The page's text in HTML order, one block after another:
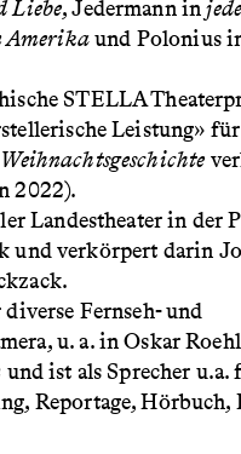
Liebe, Jedermann in
Amerikaund Polonius
STELLA
Leistung»
2022).
Landestheater in der
und verkörpert darin
Fernseh- und
u. a. in Oskar
und ist als Sprecher u.a.
Reportage, Hörbuch,